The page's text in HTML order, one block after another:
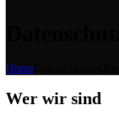
Home
Wer wir sind